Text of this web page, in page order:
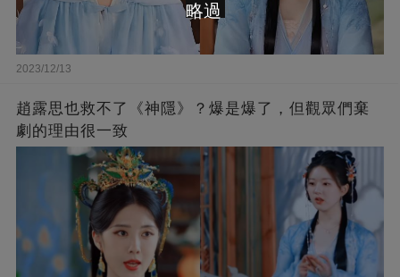
2023/12/13
趙露思也救不了《神隱》？爆是爆了，但觀眾們棄
劇的理由很一致
略過